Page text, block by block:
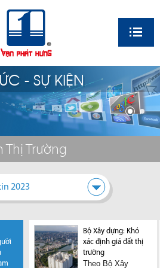
- SỰ KIỆN
Thị Trường
2023
rõ
Thị trường bất
động sản sẽ chứng
kiến một bước
ngoặt lớn vào giữa
Bộ Xây dựng: Khó
xác định giá đất thị
trường
Theo Bộ Xây